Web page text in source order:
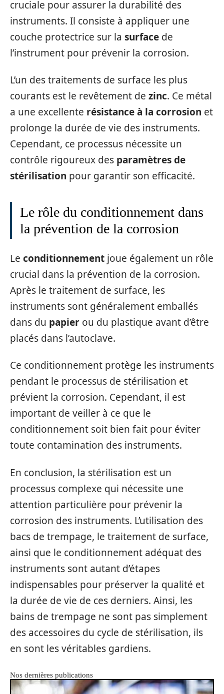
cruciale pour assurer la durabilité des
instruments. Il consiste à appliquer une
couche protectrice sur la surface de
l’instrument pour prévenir la corrosion.
L’un des traitements de surface les plus
courants est le revêtement de zinc. Ce métal
a une excellente résistance à la corrosion et
prolonge la durée de vie des instruments.
Cependant, ce processus nécessite un
contrôle rigoureux des paramètres de
stérilisation pour garantir son efficacité.
Le rôle du conditionnement dans
la prévention de la corrosion
Le conditionnement joue également un rôle
crucial dans la prévention de la corrosion.
Après le traitement de surface, les
instruments sont généralement emballés
dans du papier ou du plastique avant d’être
placés dans l’autoclave.
Ce conditionnement protège les instruments
pendant le processus de stérilisation et
prévient la corrosion. Cependant, il est
important de veiller à ce que le
conditionnement soit bien fait pour éviter
toute contamination des instruments.
En conclusion, la stérilisation est un
processus complexe qui nécessite une
attention particulière pour prévenir la
corrosion des instruments. L’utilisation des
bacs de trempage, le traitement de surface,
ainsi que le conditionnement adéquat des
instruments sont autant d’étapes
indispensables pour préserver la qualité et
la durée de vie de ces derniers. Ainsi, les
bains de trempage ne sont pas simplement
des accessoires du cycle de stérilisation, ils
en sont les véritables gardiens.
Nos dernières publications